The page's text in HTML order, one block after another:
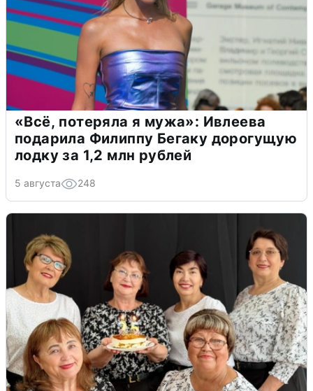
«Всё, потеряла я мужа»: Ивлеева
подарила Филиппу Бегаку дорогущую
лодку за 1,2 млн рублей
5 августа 248